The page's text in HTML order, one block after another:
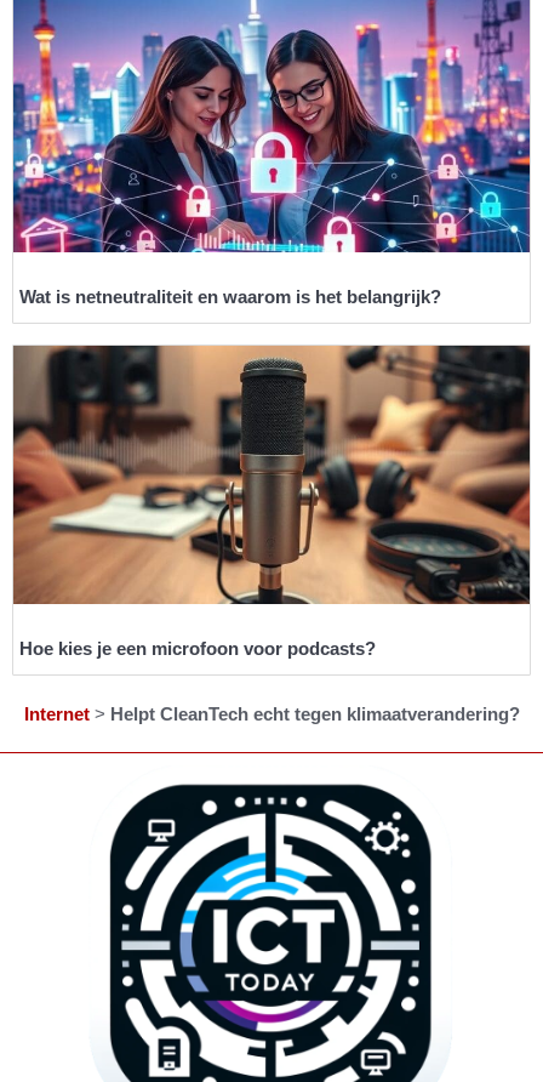
Wat is netneutraliteit en waarom is het belangrijk?
Hoe kies je een microfoon voor podcasts?
Internet> Helpt CleanTech echt tegen klimaatverandering?